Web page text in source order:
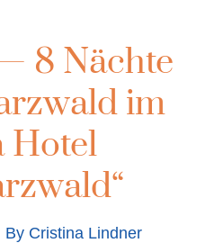
8 Nächte
im
Hotel
By Cristina Lindner